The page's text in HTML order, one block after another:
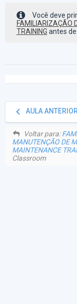
Você deve
FAMILIARIZAÇÃO
TRAINING antes
keyboard_arrow_left AULA
Voltar para:
MANUTENÇÃO DE
MAINTENANCE
Classroom